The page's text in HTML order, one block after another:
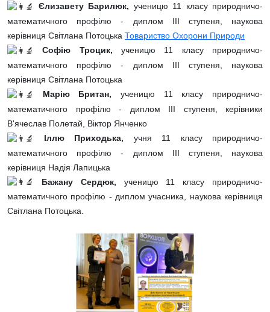
Єлизавету Барилюк, ученицю 11 класу природничо-
математичного профілю - диплом ІІІ ступеня, наукова
керівниця Світлана Потоцька Товариство Охорони Природи
Софію Троцик, ученицю 11 класу природничо-
математичного профілю - диплом ІІІ ступеня, наукова
керівниця Світлана Потоцька
Марію Британ, ученицю 11 класу природничо-
математичного профілю - диплом ІІІ ступеня, керівники
В'ячеслав Полетай, Віктор Янченко
Іллю Приходька, учня 11 класу природничо-
математичного профілю - диплом ІІІ ступеня, наукова
керівниця Надія Лапицька
Бажану Сердюк, ученицю 11 класу природничо-
математичного профілю - диплом учасника, наукова керівниця
Світлана Потоцька.